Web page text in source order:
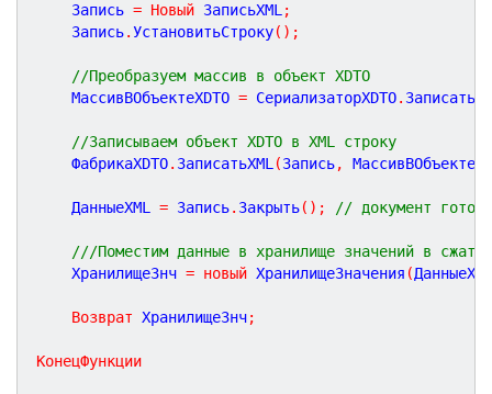
	Запись
= Новый ЗаписьXML ;
	Запись
.УстановитьСтроку( ) ;
//Преобразуем массив в объект XDTO
	МассивВОбъектеXDTO
= СериализаторXDTO.
//Записываем объект XDTO в XML строку
	ФабрикаXDTO
. ЗаписатьXML (Запись,
	ДанныеXML
= Запись. Закрыть( ) ; // документ готов!
///Поместим данные в хранилище значений в
	ХранилищеЗнч
= новый ХранилищеЗначения (ДанныеXML
Возврат ХранилищеЗнч;
КонецФункции